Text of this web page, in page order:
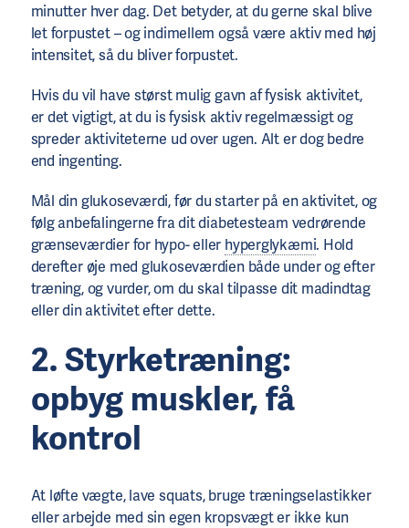
minutter hver dag. Det betyder, at du gerne skal blive
let forpustet – og indimellem også være aktiv med høj
intensitet, så du bliver forpustet.
Hvis du vil have størst mulig gavn af fysisk aktivitet,
er det vigtigt, at du is fysisk aktiv regelmæssigt og
spreder aktiviteterne ud over ugen. Alt er dog bedre
end ingenting.
Mål din glukoseværdi, før du starter på en aktivitet, og
følg anbefalingerne fra dit diabetesteam vedrørende
grænseværdier for hypo- eller hyperglykæmi. Hold
derefter øje med glukoseværdien både under og efter
træning, og vurder, om du skal tilpasse dit madindtag
eller din aktivitet efter dette.
2. Styrketræning:
opbyg muskler, få
kontrol
At løfte vægte, lave squats, bruge træningselastikker
eller arbejde med sin egen kropsvægt er ikke kun